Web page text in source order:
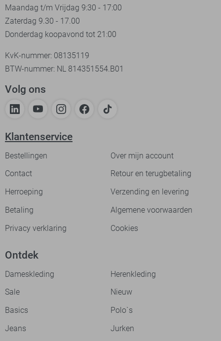
Maandag t/m Vrijdag 9:30 - 17:00
Zaterdag 9.30 - 17.00
Donderdag koopavond tot 21:00
KvK-nummer: 08135119
BTW-nummer: NL 814351554.B01
Volg ons
Klantenservice
Bestellingen
Over mijn account
Contact
Retour en terugbetaling
Herroeping
Verzending en levering
Betaling
Algemene voorwaarden
Privacy verklaring
Cookies
Ontdek
Dameskleding
Herenkleding
Sale
Nieuw
Basics
Polo`s
Jeans
Jurken